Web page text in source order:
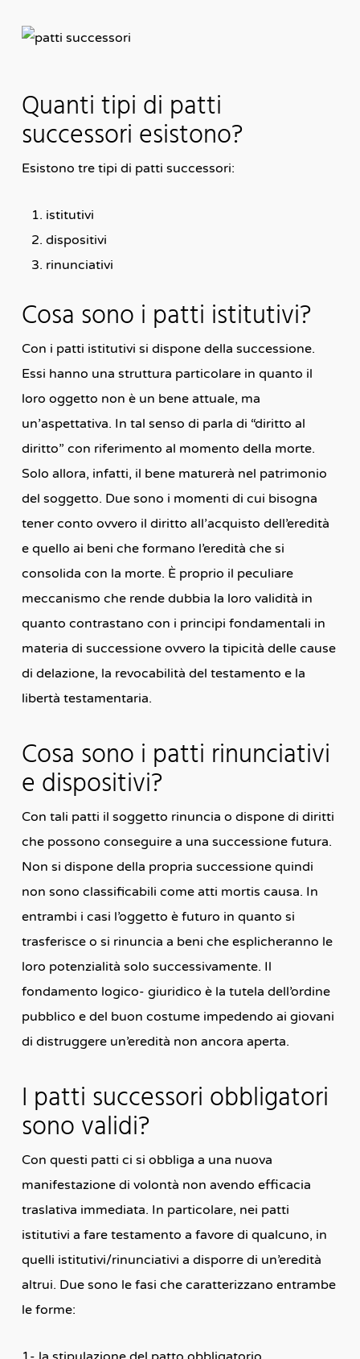
Quanti tipi di patti
successori esistono?
Esistono tre tipi di patti successori:
istitutivi
dispositivi
rinunciativi
Cosa sono i patti istitutivi?
Con i patti istitutivi si dispone della successione.
Essi hanno una struttura particolare in quanto il
loro oggetto non è un bene attuale, ma
un’aspettativa. In tal senso di parla di “diritto al
diritto” con riferimento al momento della morte.
Solo allora, infatti, il bene maturerà nel patrimonio
del soggetto. Due sono i momenti di cui bisogna
tener conto ovvero il diritto all’acquisto dell’eredità
e quello ai beni che formano l’eredità che si
consolida con la morte. È proprio il peculiare
meccanismo che rende dubbia la loro validità in
quanto contrastano con i principi fondamentali in
materia di successione ovvero la tipicità delle cause
di delazione, la revocabilità del testamento e la
libertà testamentaria.
Cosa sono i patti rinunciativi
e dispositivi?
Con tali patti il soggetto rinuncia o dispone di diritti
che possono conseguire a una successione futura.
Non si dispone della propria successione quindi
non sono classificabili come atti mortis causa. In
entrambi i casi l’oggetto è futuro in quanto si
trasferisce o si rinuncia a beni che esplicheranno le
loro potenzialità solo successivamente. Il
fondamento logico- giuridico è la tutela dell’ordine
pubblico e del buon costume impedendo ai giovani
di distruggere un’eredità non ancora aperta.
I patti successori obbligatori
sono validi?
Con questi patti ci si obbliga a una nuova
manifestazione di volontà non avendo efficacia
traslativa immediata. In particolare, nei patti
istitutivi a fare testamento a favore di qualcuno, in
quelli istitutivi/rinunciativi a disporre di un’eredità
altrui. Due sono le fasi che caratterizzano entrambe
le forme: